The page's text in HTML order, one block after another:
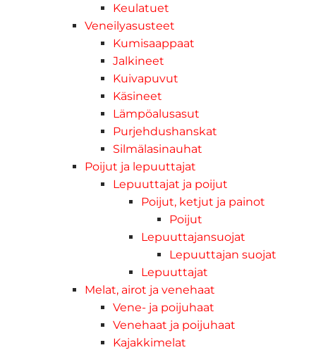
Keulatuet
Veneilyasusteet
Kumisaappaat
Jalkineet
Kuivapuvut
Käsineet
Lämpöalusasut
Purjehdushanskat
Silmälasinauhat
Poijut ja lepuuttajat
Lepuuttajat ja poijut
Poijut, ketjut ja painot
Poijut
Lepuuttajansuojat
Lepuuttajan suojat
Lepuuttajat
Melat, airot ja venehaat
Vene- ja poijuhaat
Venehaat ja poijuhaat
Kajakkimelat